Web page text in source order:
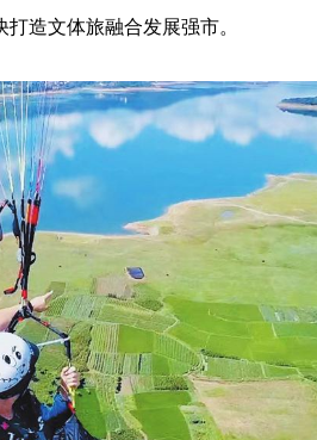
造文体旅融合发展强市。